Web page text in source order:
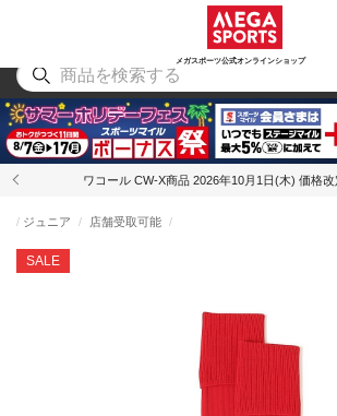
メガスポーツ公式オンラインショップ
アウトドア
ワコール CW-X商品 2026年10月1日(木) 価格
SALE
ジュニア 店舗受取可能